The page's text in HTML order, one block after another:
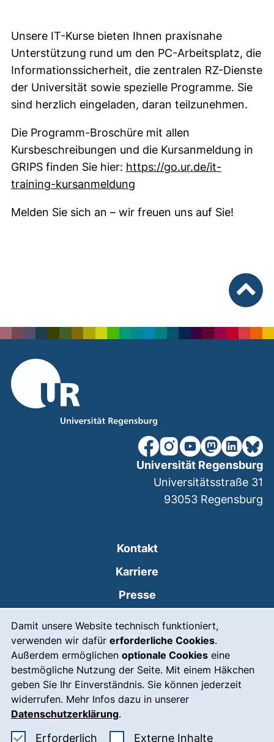
Damit unsere Website technisch funktioniert,
verwenden wir dafür erforderliche Cookies.
Außerdem ermöglichen optionale Cookies eine
bestmögliche Nutzung der Seite. Mit einem Häkchen
geben Sie Ihr Einverständnis. Sie können jederzeit
widerrufen. Mehr Infos dazu in unserer
Datenschutzerklärung.
Erforderlich Erforderliche Cookies akzeptieren
Externe Inhalte: Externe
Unsere IT-Kurse bieten Ihnen praxisnahe
Unterstützung rund um den PC-Arbeitsplatz, die
Informationssicherheit, die zentralen RZ-Dienste
der Universität sowie spezielle Programme. Sie
sind herzlich eingeladen, daran teilzunehmen.
Die Programm-Broschüre mit allen
Kursbeschreibungen und die Kursanmeldung in
GRIPS finden Sie hier: https://go.ur.de/it-
training-kursanmeldung
Melden Sie sich an – wir freuen uns auf Sie!
unsere Facebook-Seite
unsere Instagram-
unsere YouTube-
unsereunsere
Kontakt
Karriere
Presse
Leichte Sprache
Gebärdensprache
Notfall(externer Link, öffnet
Impressum
Barrierefreiheit
Universität Regensburg
Universitätsstraße 31
93053 Regensburg